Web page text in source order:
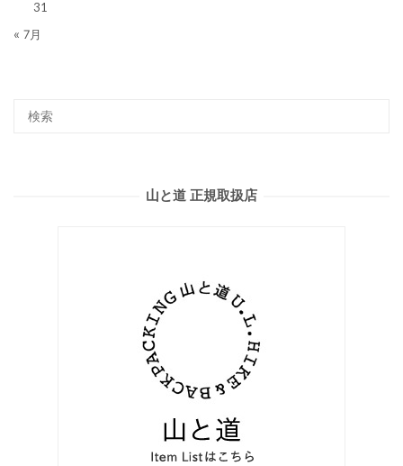
31
« 7月
山と道 正規取扱店